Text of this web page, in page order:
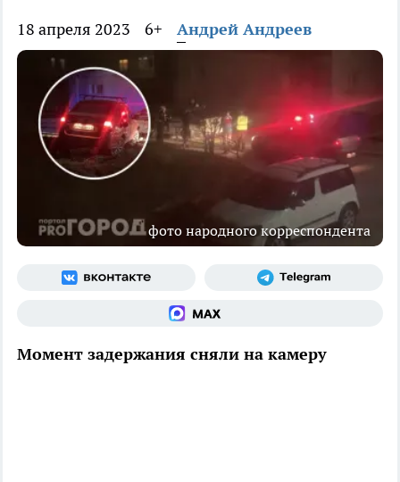
18 апреля 2023 6+ Андрей Андреев
фото народного корреспондента
Момент задержания сняли на камеру